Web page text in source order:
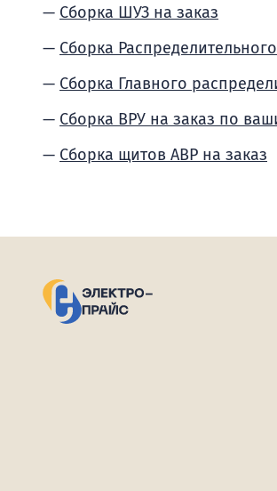
Сборка ШУЗ на заказ
Сборка
Сборка Главного
Сборка ВРУ на заказ по
Сборка щитов АВР на заказ